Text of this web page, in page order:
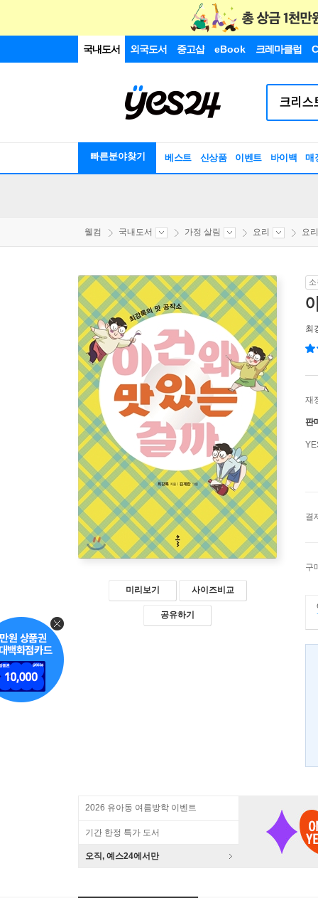
국내도서 외국도서 중고샵 eBook 크레마클럽
빠른분야찾기 베스트 신상품 이벤트 바이백 매
웰컴 국내도서 가정 살림 요리 요
미리보기 사이즈비교
공유하기
최
재
판
결
구
2026 유아동 여름방학 이벤트
기간 한정 특가 도서
오직, 예스24에서만